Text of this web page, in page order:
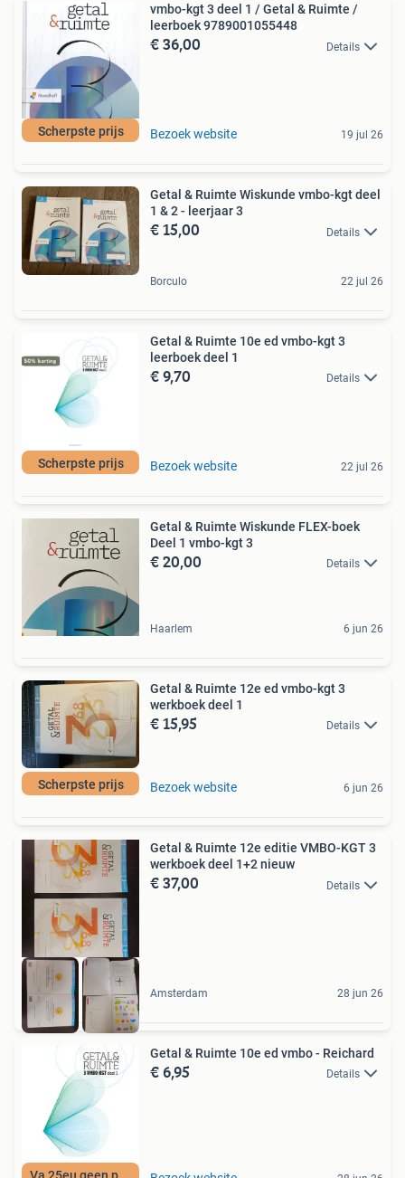
Scherpste prijs
vmbo-kgt 3 deel 1 / Getal & Ruimte /
leerboek 9789001055448
€ 36,00 Details
Bezoek website 19 jul 26
Getal & Ruimte Wiskunde vmbo-kgt deel
1 & 2 - leerjaar 3
€ 15,00 Details
Borculo 22 jul 26
Scherpste prijs
Getal & Ruimte 10e ed vmbo-kgt 3
leerboek deel 1
€ 9,70 Details
Bezoek website 22 jul 26
Getal & Ruimte Wiskunde FLEX-boek
Deel 1 vmbo-kgt 3
€ 20,00 Details
Haarlem 6 jun 26
Scherpste prijs
Getal & Ruimte 12e ed vmbo-kgt 3
werkboek deel 1
€ 15,95 Details
Bezoek website 6 jun 26
Getal & Ruimte 12e editie VMBO-KGT 3
werkboek deel 1+2 nieuw
€ 37,00 Details
Amsterdam 28 jun 26
Getal & Ruimte 10e ed vmbo - Reichard
€ 6,95 Details